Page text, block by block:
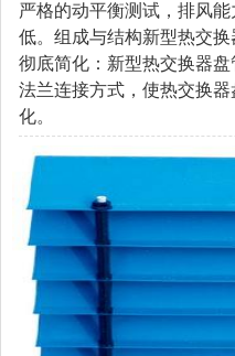
严格的动平衡测试，排风
低。组成与结构新型热交
彻底简化：新型热交换器
法兰连接方式，使热交换
化。